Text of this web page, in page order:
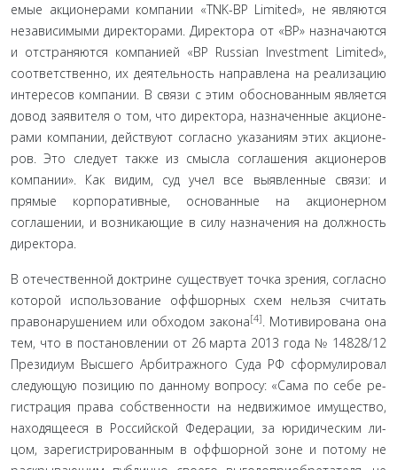
емые акционерами компании «TNK-BP Limited», не являются
независимыми директорами. Директора от «BP» назначаются
и отстраняются компанией «BP Russian Investment Limited»,
соответственно, их деятельность направлена на реализацию
интересов компании. В связи с этим обоснованным является
довод заявителя о том, что директора, назначенные акционе­
рами компании, действуют согласно указаниям этих акционе­
ров. Это следует также из смысла соглашения акционеров
ком­пании». Как видим, суд учел все выявленные связи: и
прямые корпоративные, основанные на акционерном
соглашении, и возникающие в силу назначения на должность
директора.
В отечественной доктрине существует точка зрения, со­гласно
которой использование оффшорных схем нельзя счи­тать
правонарушением или обходом закона[4]. Мотивирована она
тем, что в постановлении от 26 марта 2013 года № 14828/12
Президиум Высшего Арбитражного Суда РФ сформулировал
следующую позицию по данному вопросу: «Сама по себе ре­
гистрация права собственности на недвижимое имущество,
находящееся в Российской Федерации, за юридическим ли­
цом, зарегистрированным в оффшорной зоне и потому не